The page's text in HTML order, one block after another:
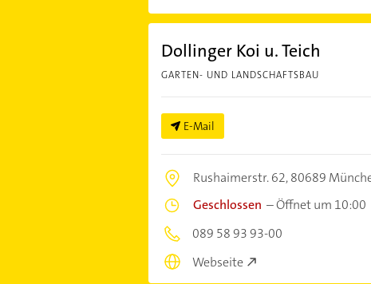
Dollinger Koi u. Teich
GARTEN- UND LANDSCHAFTSBAU
E-Mail
Rushaimerstr. 62,80689
Geschlossen –Öffnet um 10:00
089 58 93 93-00
Webseite